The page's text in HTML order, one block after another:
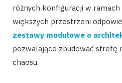
różnych konfiguracji w
większych przestrzeni
zestawy modułowe o
pozwalające zbudować strefę
chaosu.